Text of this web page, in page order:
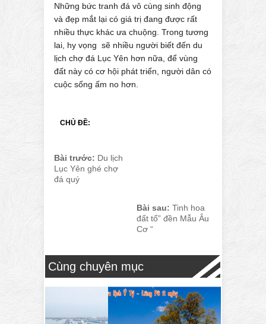
Những bức tranh đá vô cùng sinh động
và đẹp mắt lại có giá trị đang được rất
nhiều thực khác ưa chuộng. Trong tương
lai, hy vọng sẽ nhiều người biết đến du
lịch chợ đá Lục Yên hơn nữa, để vùng
đất này có cơ hội phát triển, người dân có
cuộc sống ấm no hơn.
CHỦ ĐỀ:
Bài trước: Du lịch
Lục Yên ghé chợ
đá quý
Bài sau:Tinh hoa
đất tổ” đền Mẫu Âu
Cơ “
Cùng chuyên mục